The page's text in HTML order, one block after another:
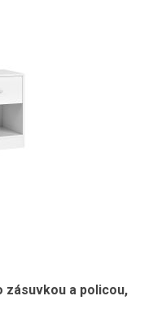
zásuvkou a policou,